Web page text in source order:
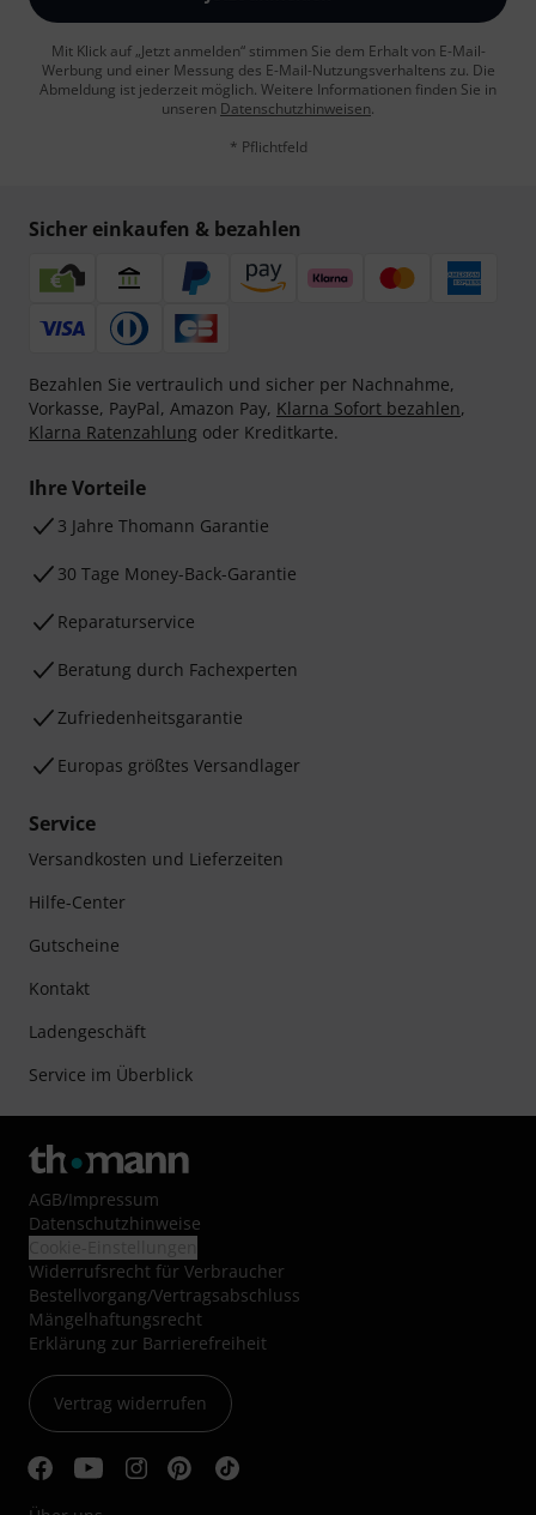
Mit Klick auf „Jetzt anmelden“ stimmen Sie dem Erhalt von E-Mail-
Werbung und einer Messung des E-Mail-Nutzungsverhaltens zu. Die
Abmeldung ist jederzeit möglich. Weitere Informationen finden Sie in
unseren Datenschutzhinweisen.
* Pflichtfeld
Sicher einkaufen & bezahlen
Bezahlen Sie vertraulich und sicher per Nachnahme,
Vorkasse, PayPal, Amazon Pay, Klarna Sofort bezahlen,
Klarna Ratenzahlung oder Kreditkarte.
Ihre Vorteile
3 Jahre Thomann Garantie
30 Tage Money-Back-Garantie
Reparaturservice
Beratung durch Fachexperten
Zufriedenheitsgarantie
Europas größtes Versandlager
Service
Versandkosten und Lieferzeiten
Hilfe-Center
Gutscheine
Kontakt
Ladengeschäft
Service im Überblick
AGB/Impressum
Datenschutzhinweise
Widerrufsrecht für Verbraucher
Bestellvorgang/Vertragsabschluss
Mängelhaftungsrecht
Erklärung zur Barrierefreiheit
Vertrag widerrufen